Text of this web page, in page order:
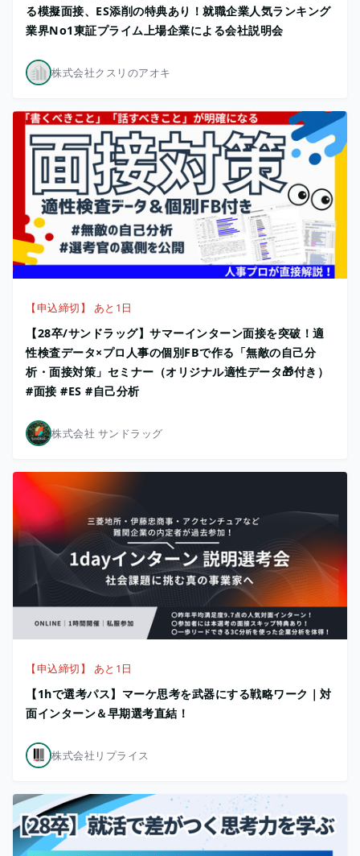
る模擬面接、ES添削の特典あり！就職企業人気ランキング
業界No1東証プライム上場企業による会社説明会
株式会社クスリのアオキ
【申込締切】 あと1日
【28卒/サンドラッグ】サマーインターン面接を突破！適
性検査データ×プロ人事の個別FBで作る「無敵の自己分
析・面接対策」セミナー（オリジナル適性データ🎁付き）
#面接 #ES #自己分析
株式会社 サンドラッグ
【申込締切】 あと1日
【1hで選考パス】マーケ思考を武器にする戦略ワーク｜対
面インターン＆早期選考直結！
株式会社リプライス